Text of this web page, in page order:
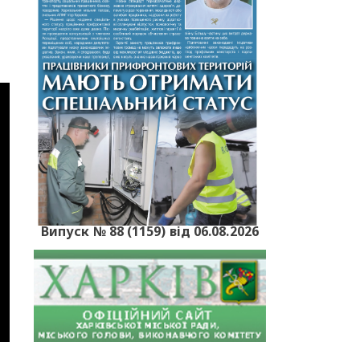
Випуск № 88 (1159) від 06.08.2026